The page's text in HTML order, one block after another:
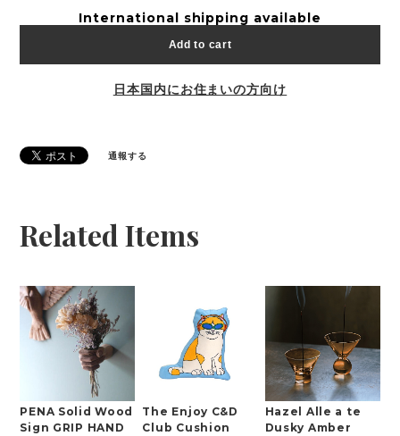
International shipping available
Add to cart
日本国内にお住まいの方向け
通報する
Related Items
PENA Solid Wood
Sign GRIP HAND
The Enjoy C&D
Club Cushion
Hazel Alle a te
Dusky Amber